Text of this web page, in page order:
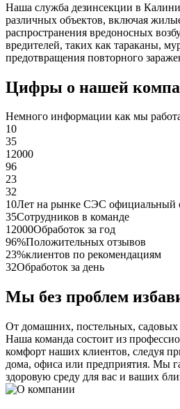
Наша служба дезинсекции в
различных объектов, включая
распространения вредоносных
вредителей, таких как тараканы,
предотвращения повторного
Цифры о нашей
Немного информации как мы
10
35
12000
96
23
32
10Лет на рынке СЭС официальный
35Сотрудников в команде
12000Обработок за год
96%Положительных отзывов
23%клиентов по рекомендациям
32Обработок за день
Мы без проблем
От домашних, постельных, садовых
Наша команда состоит из
комфорт наших клиентов, следуя
дома, офиса или предприятия. Мы
здоровую среду для вас и ваших